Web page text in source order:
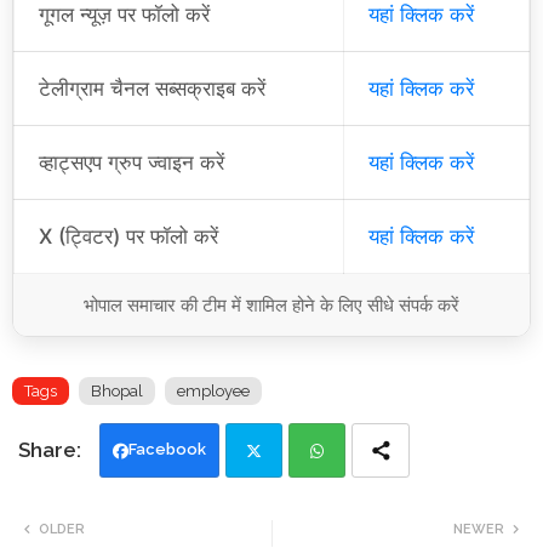
गूगल न्यूज़ पर फॉलो करें यहां क्लिक करें
टेलीग्राम चैनल सब्सक्राइब करें यहां क्लिक करें
व्हाट्सएप ग्रुप ज्वाइन करें यहां क्लिक करें
X (ट्विटर) पर फॉलो करें यहां क्लिक करें
भोपाल समाचार की टीम में शामिल होने के लिए सीधे संपर्क करें
Tags Bhopal employee
Facebook
NEWER
OLDER